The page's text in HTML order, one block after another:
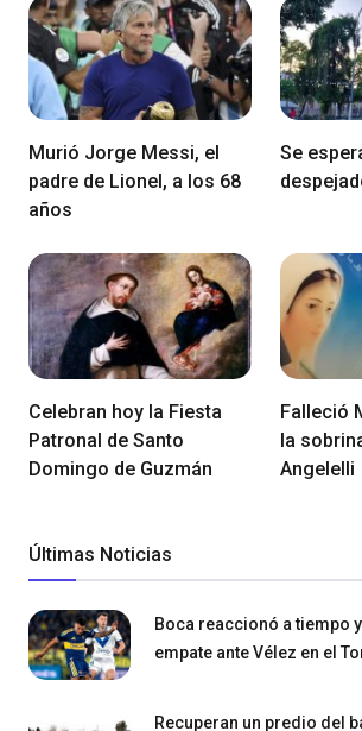
Murió Jorge Messi, el
padre de Lionel, a los 68
años
Se
Celebran hoy la Fiesta
Patronal de Santo
Domingo de Guzmán
Falleció
la
Angelelli
Últimas Noticias
Boca reaccionó a tiempo
empate ante Vélez en el
Recuperan un predio del